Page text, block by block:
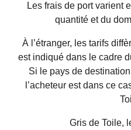
Les frais de port varient
quantité et du
À l’étranger, les tarifs
est indiqué dans le cadre
Si le pays de
l’acheteur est dans ce
Gris de Toile,